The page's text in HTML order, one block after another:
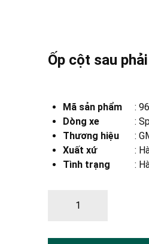
Ốp cột sau
Mã sản phẩm :
Dòng xe
:
Thương hiệu
:
Xuất xứ
:
Tình trạng
: